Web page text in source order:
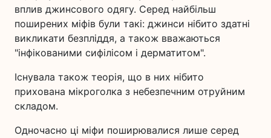
вплив джинсового одягу. Серед найбільш
поширених міфів були такі: джинси нібито здатні
викликати безпліддя, а також вважаються
"інфікованими сифілісом і дерматитом".
Існувала також теорія, що в них нібито
прихована мікроголка з небезпечним отруйним
складом.
Одночасно ці міфи поширювалися лише серед